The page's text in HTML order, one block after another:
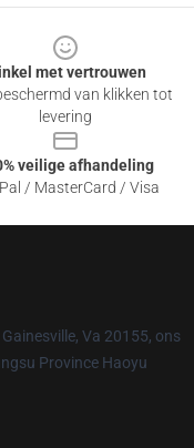
met vertrouwen
van klikken tot
levering
veilige afhandeling
/ MasterCard / Visa
Va 20155, ons
Province Haoyu